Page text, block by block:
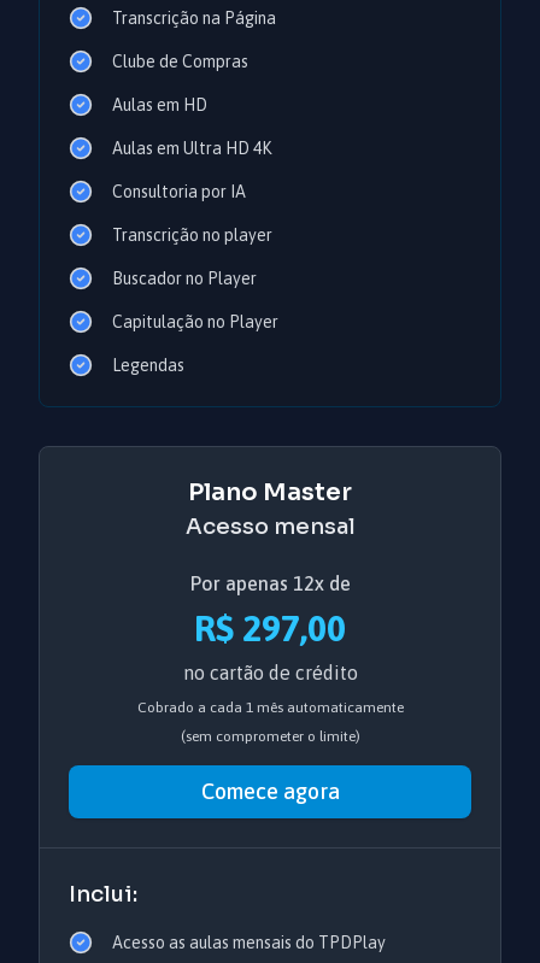
Transcrição na Página
Clube de Compras
Aulas em HD
Aulas em Ultra HD 4K
Consultoria por IA
Transcrição no player
Buscador no Player
Capitulação no Player
Legendas
Plano Master
Acesso mensal
Por apenas 12x de
R$ 297,00
no cartão de crédito
Cobrado a cada 1 mês automaticamente
(sem comprometer o limite)
Comece agora
Inclui:
Acesso as aulas mensais do TPDPlay